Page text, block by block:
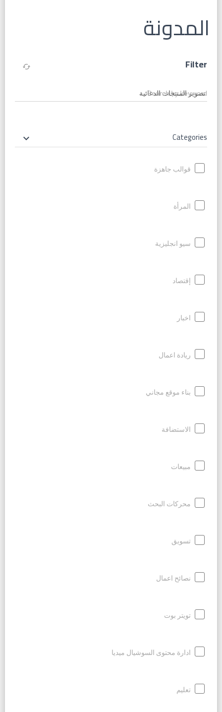
المدونة
Filter
cached
Search by keyword
Categories
keyboard_arrow_down
قوالب جاهزة
المرأة
سيو انجليزية
إقتصاد
اخبار
ريادة اعمال
بناء موقع مجاني
الاستضافة
مبيعات
محركات البحث
تسويق
نصائح اعمال
تويتر بوت
ادارة محتوى السوشيال ميديا
تعليم